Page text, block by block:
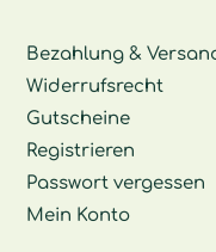
Bezahlung &
Widerrufsrecht
Gutscheine
Registrieren
Passwort vergessen
Mein Konto